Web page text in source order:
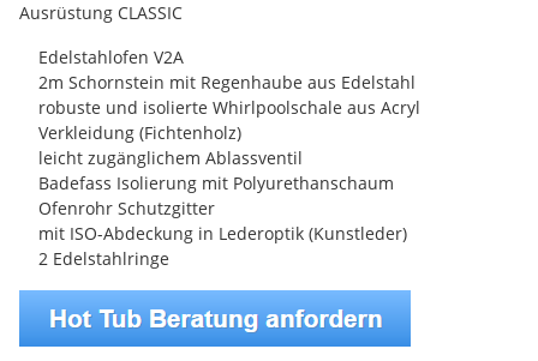
Ausrüstung CLASSIC
Edelstahlofen V2A
2m Schornstein mit Regenhaube aus Edelstahl
robuste und isolierte Whirlpoolschale aus Acryl
Verkleidung (Fichtenholz)
leicht zugänglichem Ablassventil
Badefass Isolierung mit Polyurethanschaum
Ofenrohr Schutzgitter
mit ISO-Abdeckung in Lederoptik (Kunstleder)
2 Edelstahlringe